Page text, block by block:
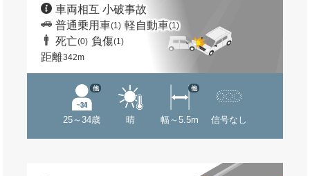
車両相互 小破事故
普通乗用車(1) 軽自動車(1)
死亡(0) 負傷(1)
距離342m
25～34歳
他
晴 幅～5.5m
他
信号なし